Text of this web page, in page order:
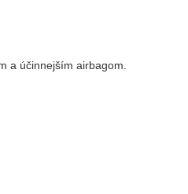
a účinnejším airbagom.